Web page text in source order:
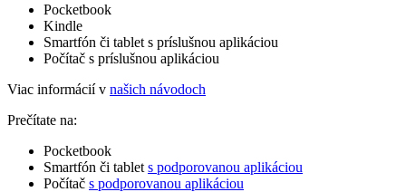
Pocketbook
Kindle
Smartfón či tablet s príslušnou aplikáciou
Počítač s príslušnou aplikáciou
Viac informácií v našich návodoch
Prečítate na:
Pocketbook
Smartfón či tablet s podporovanou aplikáciou
Počítač s podporovanou aplikáciou